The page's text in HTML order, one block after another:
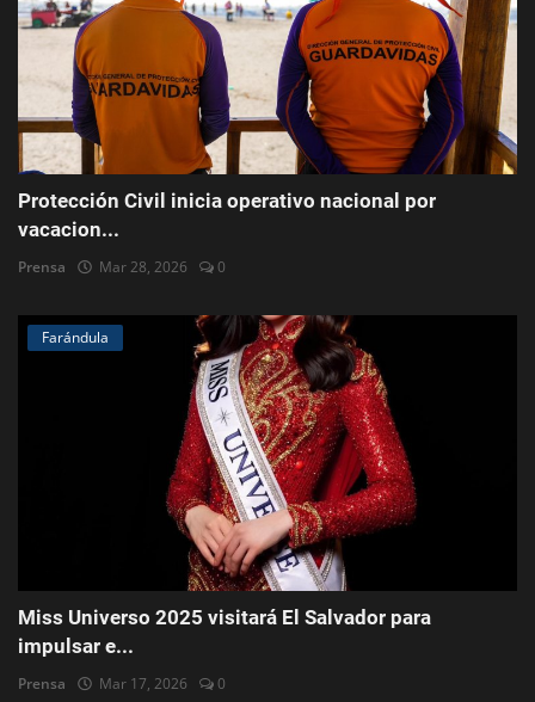
Protección Civil inicia operativo nacional por
vacacion...
Prensa Mar 28, 2026 0
Farándula
Miss Universo 2025 visitará El Salvador para
impulsar e...
Prensa Mar 17, 2026 0